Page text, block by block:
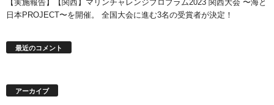
【実施報告】【関西】マリンチャレンジプロプラム2023 関西大会 〜海と
日本PROJECT〜を開催。 全国大会に進む3名の受賞者が決定！
最近のコメント
アーカイブ